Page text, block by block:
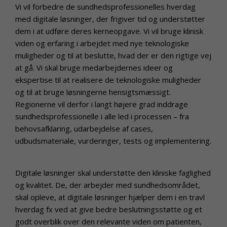
Vi vil forbedre de sundhedsprofessionelles hverdag
med digitale løsninger, der frigiver tid og understøtter
dem i at udføre deres kerneopgave. Vi vil bruge klinisk
viden og erfaring i arbejdet med nye teknologiske
muligheder og til at beslutte, hvad der er den rigtige vej
at gå. Vi skal bruge medarbejdernes ideer og
ekspertise til at realisere de teknologiske muligheder
og til at bruge løsningerne hensigtsmæssigt.
Regionerne vil derfor i langt højere grad inddrage
sundhedsprofessionelle i alle led i processen – fra
behovsafklaring, udarbejdelse af cases,
udbudsmateriale, vurderinger, tests og implementering.
Digitale løsninger skal understøtte den kliniske faglighed
og kvalitet. De, der arbejder med sundhedsområdet,
skal opleve, at digitale løsninger hjælper dem i en travl
hverdag fx ved at give bedre beslutningsstøtte og et
godt overblik over den relevante viden om patienten,